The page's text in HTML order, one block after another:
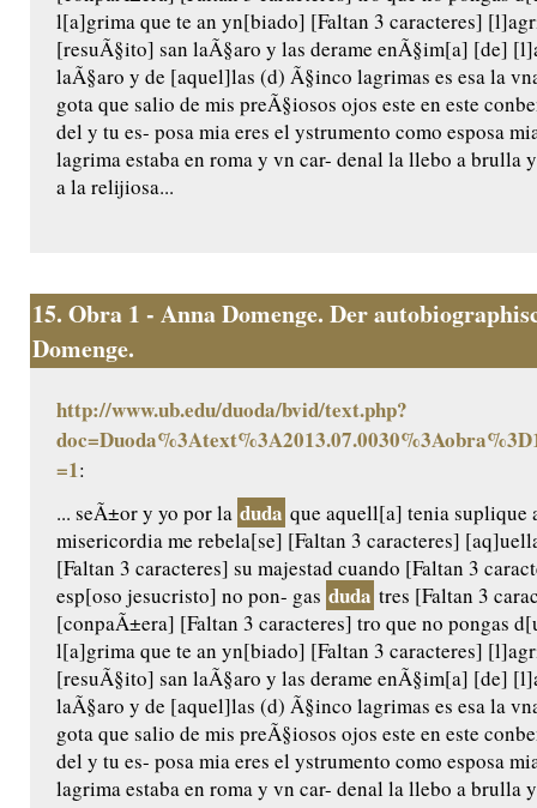
l[a]grima que te an yn[biado] [Faltan 3 caracteres]
[resuÃ§ito] san laÃ§aro y las derame enÃ§im[a] [de]
laÃ§aro y de [aquel]las (d) Ã§inco lagrimas es esa la
gota que salio de mis preÃ§iosos ojos este en este
del y tu es- posa mia eres el ystrumento como esposa
lagrima estaba en roma y vn car- denal la llebo a brulla
a la relijiosa...
15. Obra 1 - Anna Domenge. Der
Domenge.
http://www.ub.edu/duoda/bvid/text.php?
=1:
... seÃ±or y yo por la duda que aquell[a] tenia suplique
misericordia me rebela[se] [Faltan 3 caracteres]
[Faltan 3 caracteres] su majestad cuando [Faltan 3
esp[oso jesucristo] no pon- gas duda tres [Faltan 3
[conpaÃ±era] [Faltan 3 caracteres] tro que no pongas
l[a]grima que te an yn[biado] [Faltan 3 caracteres]
[resuÃ§ito] san laÃ§aro y las derame enÃ§im[a] [de]
laÃ§aro y de [aquel]las (d) Ã§inco lagrimas es esa la
gota que salio de mis preÃ§iosos ojos este en este
del y tu es- posa mia eres el ystrumento como esposa
lagrima estaba en roma y vn car- denal la llebo a brulla